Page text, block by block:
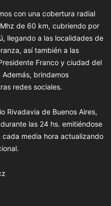
con una cobertura radial
de 60 km, cubriendo por
llegando a las localidades de
así también a las
Franco y ciudad del
Además, brindamos
redes sociales.
Rivadavia de Buenos Aires,
las 24 hs. emitiéndose
media hora actualizando